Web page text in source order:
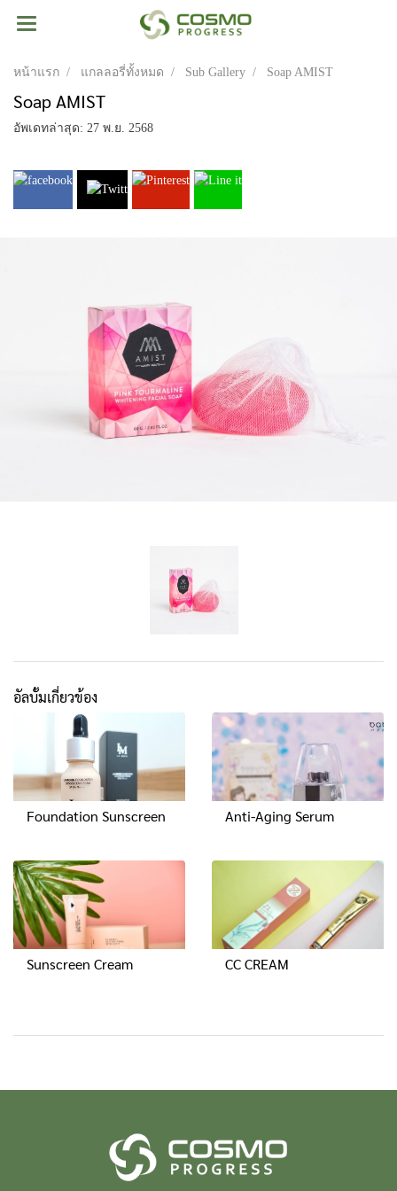
หน้าแรก แกลลอรี่ทั้งหมด Sub Gallery Soap AMIST
Soap AMIST
อัพเดทล่าสุด: 27 พ.ย. 2568
อัลบั้มเกี่ยวข้อง
Foundation Sunscreen Anti-Aging Serum
Sunscreen Cream CC CREAM